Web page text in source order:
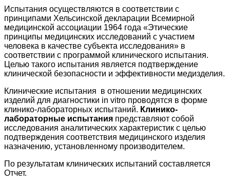
Испытания осуществляются в соответствии с
принципами Хельсинской декларации Всемирной
медицинской ассоциации 1964 года «Этические
принципы медицинских исследований с участием
человека в качестве субъекта исследования» в
соответствии с программой клинического испытания.
Целью такого испытания является подтверждение
клинической безопасности и эффективности медизделия.
Клинические испытания в отношении медицинских
изделий для диагностики in vitro проводятся в форме
клинико-лабораторных испытаний. Клинико-
лабораторные испытания представляют собой
исследования аналитических характеристик с целью
подтверждения соответствия медицинского изделия
назначению, установленному производителем.
По результатам клинических испытаний составляется
Отчет.